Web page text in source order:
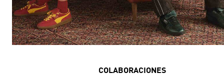
COLABORACIONES